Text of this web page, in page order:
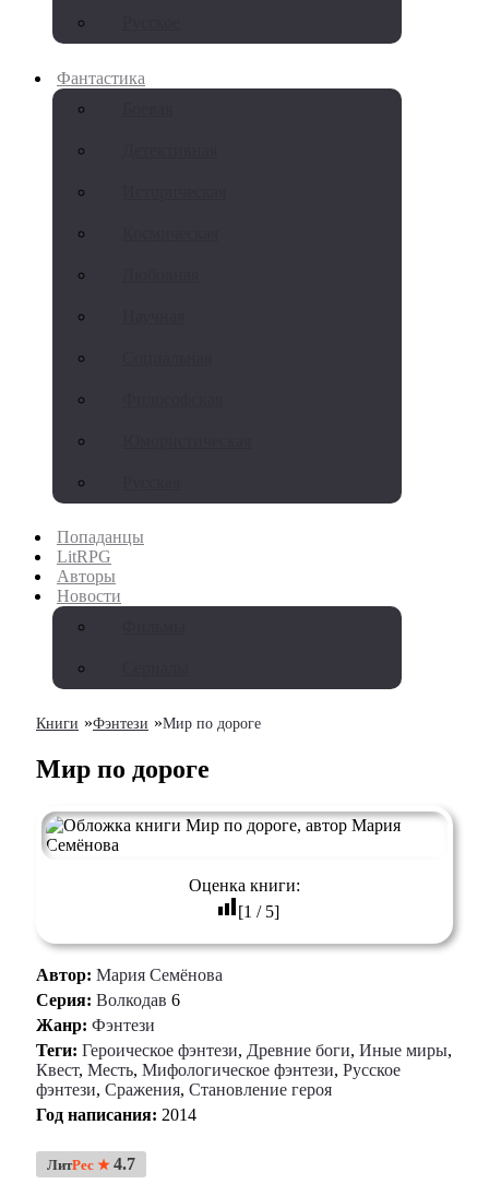
Фантастика
Попаданцы
LitRPG
Авторы
Новости
Книги »Фэнтези »Мир по дороге
Мир по дороге
Оценка книги:
[1 / 5]
Автор: Мария Семёнова
Серия: Волкодав 6
Жанр: Фэнтези
Теги: Героическое фэнтези, Древние боги, Иные миры,
Квест, Месть, Мифологическое фэнтези, Русское
фэнтези, Сражения, Становление героя
Год написания: 2014
ЛитРес ★ 4.7